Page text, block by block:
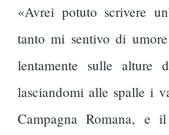
«Avrei potuto scrivere
tanto mi sentivo di
lentamente sulle alture
lasciandomi alle spalle i
Campagna Romana, e